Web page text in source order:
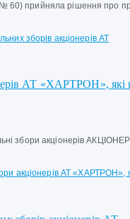
60) прийняла рішення про
зборів акціонерів АТ
АТ «ХАРТРОН», які
збори акціонерів
акціонерів АТ «ХАРТРОН»,